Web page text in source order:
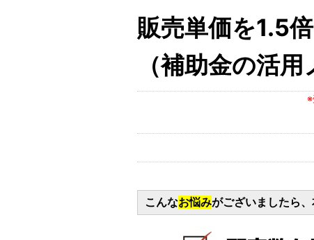
販売単価を1.5
（補助金の活用
※
こんなお悩みがございましたら